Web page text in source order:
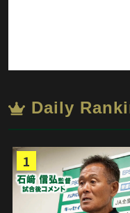
Daily